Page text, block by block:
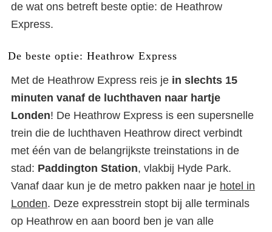
de wat ons betreft beste optie: de Heathrow
Express.
De beste optie: Heathrow Express
Met de Heathrow Express reis je in slechts 15
minuten vanaf de luchthaven naar hartje
Londen! De Heathrow Express is een supersnelle
trein die de luchthaven Heathrow direct verbindt
met één van de belangrijkste treinstations in de
stad: Paddington Station, vlakbij Hyde Park.
Vanaf daar kun je de metro pakken naar je hotel in
Londen. Deze expresstrein stopt bij alle terminals
op Heathrow en aan boord ben je van alle